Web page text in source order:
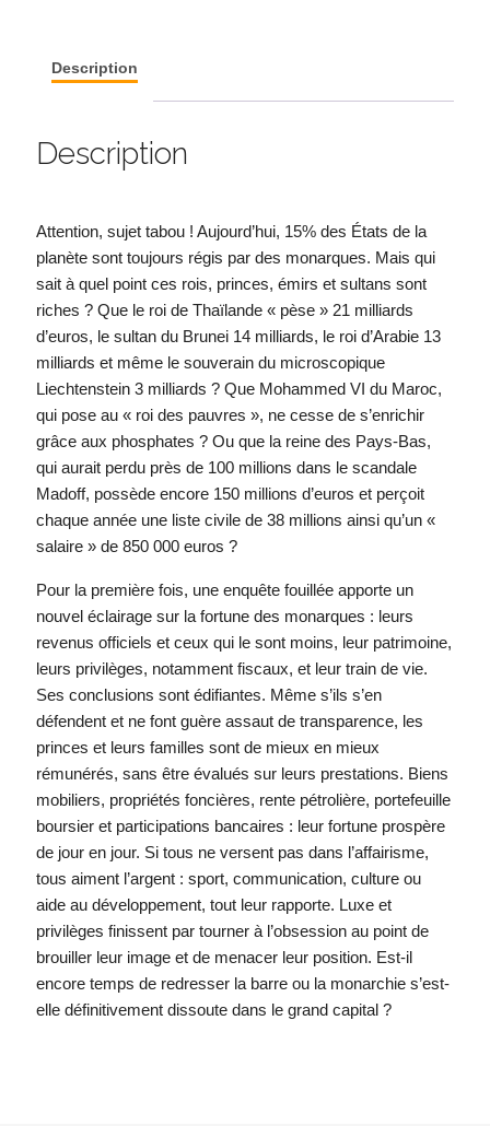
Description
Description
Attention, sujet tabou ! Aujourd’hui, 15% des États de la
planète sont toujours régis par des monarques. Mais qui
sait à quel point ces rois, princes, émirs et sultans sont
riches ? Que le roi de Thaïlande « pèse » 21 milliards
d’euros, le sultan du Brunei 14 milliards, le roi d’Arabie 13
milliards et même le souverain du microscopique
Liechtenstein 3 milliards ? Que Mohammed VI du Maroc,
qui pose au « roi des pauvres », ne cesse de s’enrichir
grâce aux phosphates ? Ou que la reine des Pays-Bas,
qui aurait perdu près de 100 millions dans le scandale
Madoff, possède encore 150 millions d’euros et perçoit
chaque année une liste civile de 38 millions ainsi qu’un «
salaire » de 850 000 euros ?
Pour la première fois, une enquête fouillée apporte un
nouvel éclairage sur la fortune des monarques : leurs
revenus officiels et ceux qui le sont moins, leur patrimoine,
leurs privilèges, notamment fiscaux, et leur train de vie.
Ses conclusions sont édifiantes. Même s’ils s’en
défendent et ne font guère assaut de transparence, les
princes et leurs familles sont de mieux en mieux
rémunérés, sans être évalués sur leurs prestations. Biens
mobiliers, propriétés foncières, rente pétrolière, portefeuille
boursier et participations bancaires : leur fortune prospère
de jour en jour. Si tous ne versent pas dans l’affairisme,
tous aiment l’argent : sport, communication, culture ou
aide au développement, tout leur rapporte. Luxe et
privilèges finissent par tourner à l’obsession au point de
brouiller leur image et de menacer leur position. Est-il
encore temps de redresser la barre ou la monarchie s’est-
elle définitivement dissoute dans le grand capital ?